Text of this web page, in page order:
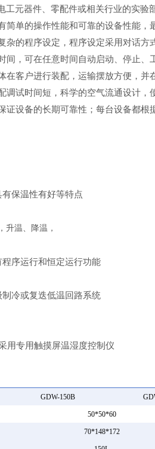
工元器件、零配件或相关行业的实验
单的操作性能和可靠的设备性能，
的程序设定，程序设定采用对话方
，可在任意时间自动启动、停止、
客户进行装配，运输摆放方便，并
调试时间短，科学的空气流通设计
设备的长期可靠性；每台设备都根
保温性有好等特点
升温、降温，
序运行和恒定运行功能
冷或复迭低温回路系统
用专用触摸屏温湿度控制仪
GDW-150B
50*50*60
70*148*172